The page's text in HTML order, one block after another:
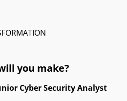
you make?
Cyber Security Analyst